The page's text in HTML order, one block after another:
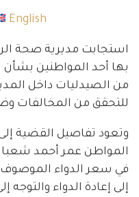
English
استجابت مديرية صحة
بها أحد المواطنين بشأن
من الصيدليات داخل
للتحقق من المخالفات
وتعود تفاصيل القضية
المواطن عمر أحمد
في سعر الدواء الموصوف
إلى إعادة الدواء